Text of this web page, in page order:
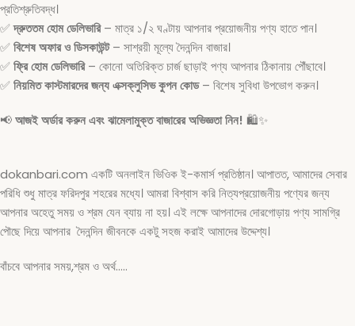
প্রতিশ্রুতিবদ্ধ।
✅দ্রুততম হোম ডেলিভারি– মাত্র ১/২ ঘণ্টায় আপনার প্রয়োজনীয় পণ্য হাতে পান।
✅ বিশেষ অফার ও ডিসকাউন্ট– সাশ্রয়ী মূল্যে দৈনন্দিন বাজার।
✅ ফ্রি হোম ডেলিভারি– কোনো অতিরিক্ত চার্জ ছাড়াই পণ্য আপনার ঠিকানায় পৌঁছাবে।
✅ নিয়মিত কাস্টমারদের জন্য এক্সক্লুসিভ কুপন কোড– বিশেষ সুবিধা উপভোগ করুন।
📢আজই অর্ডার করুন এবং ঝামেলামুক্ত বাজারের অভিজ্ঞতা নিন! 🛍️✨
dokanbari.com একটি অনলাইন ভিওিক ই-কমার্স প্রতিষ্ঠান। আপাতত, আমাদের সেবার
পরিধি শুধু মাত্র ফরিদপুর শহরের মধ্যে। আমরা বিশ্বাস করি নিত্যপ্রয়োজনীয় পণ্যের জন্য
আপনার অহেতু সময় ও শ্রম যেন ব্যায় না হয়। এই লক্ষে আপনাদের দোরগোড়ায় পণ্য সামগ্রি
পৌছে দিয়ে আপনার দৈনন্দিন জীবনকে একটু সহজ করাই আমাদের উদ্দেশ্য।
বাঁচবে আপনার সময়,শ্রম ও অর্থ…..